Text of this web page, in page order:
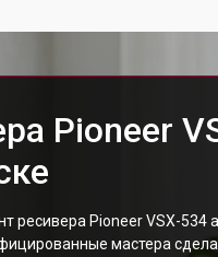
Pioneer
ресивера Pioneer VSX-534
мастера